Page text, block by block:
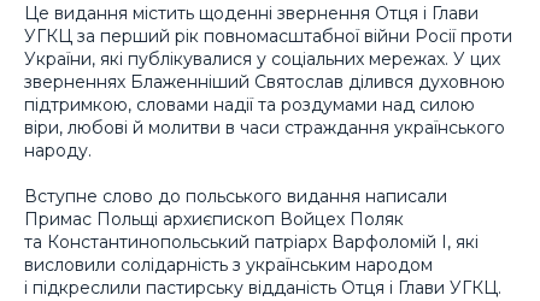
Це видання містить щоденні звернення Отця і Глави
УГКЦ за перший рік повномасштабної війни Росії проти
України, які публікувалися у соціальних мережах. У цих
зверненнях Блаженніший Святослав ділився духовною
підтримкою, словами надії та роздумами над силою
віри, любові й молитви в часи страждання українського
народу.
Вступне слово до польського видання написали
Примас Польщі архиєпископ Войцех Поляк
та Константинопольський патріарх Варфоломій І, які
висловили солідарність з українським народом
і підкреслили пастирську відданість Отця і Глави УГКЦ.